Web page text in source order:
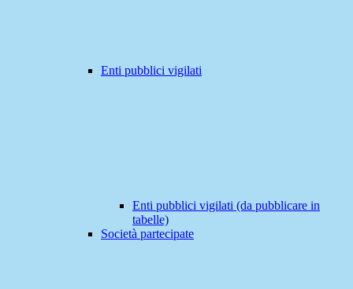
Enti pubblici vigilati
Enti pubblici vigilati (da pubblicare in
tabelle)
Società partecipate